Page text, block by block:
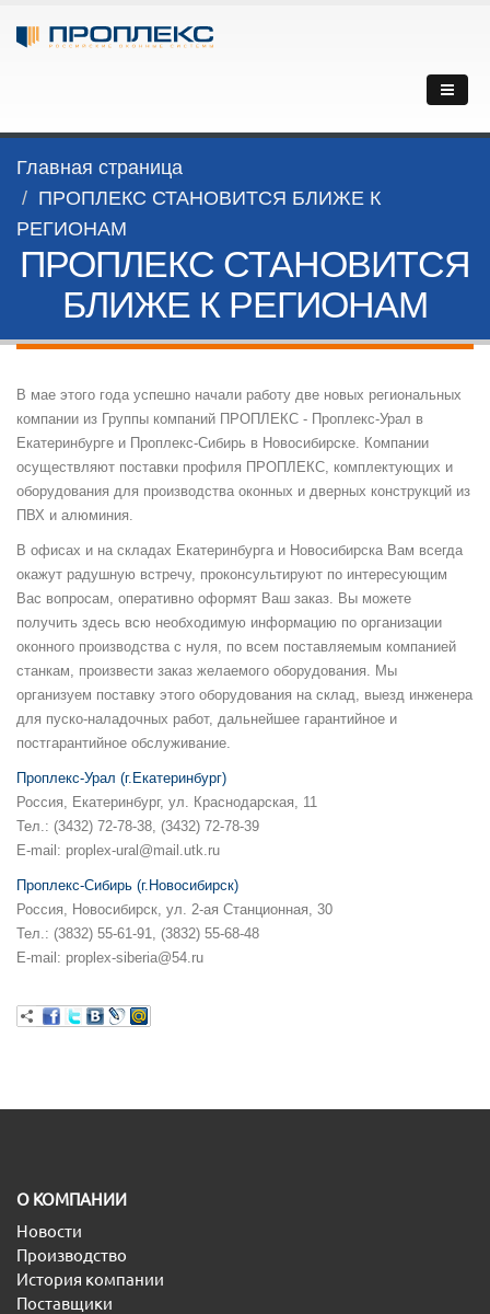
Главная страница
ПРОПЛЕКС СТАНОВИТСЯ БЛИЖЕ К
РЕГИОНАМ
ПРОПЛЕКС СТАНОВИТСЯ
БЛИЖЕ К РЕГИОНАМ
В мае этого года успешно начали работу две новых региональных
компании из Группы компаний ПРОПЛЕКС - Проплекс-Урал в
Екатеринбурге и Проплекс-Сибирь в Новосибирске. Компании
осуществляют поставки профиля ПРОПЛЕКС, комплектующих и
оборудования для производства оконных и дверных конструкций из
ПВХ и алюминия.
В офисах и на складах Екатеринбурга и Новосибирска Вам всегда
окажут радушную встречу, проконсультируют по интересующим
Вас вопросам, оперативно оформят Ваш заказ. Вы можете
получить здесь всю необходимую информацию по организации
оконного производства с нуля, по всем поставляемым компанией
станкам, произвести заказ желаемого оборудования. Мы
организуем поставку этого оборудования на склад, выезд инженера
для пуско-наладочных работ, дальнейшее гарантийное и
постгарантийное обслуживание.
Проплекс-Урал (г.Екатеринбург)
Россия, Екатеринбург, ул. Краснодарская, 11
Тел.: (3432) 72-78-38, (3432) 72-78-39
E-mail: proplex-ural@mail.utk.ru
Проплекс-Сибирь (г.Новосибирск)
Россия, Новосибирск, ул. 2-ая Станционная, 30
Тел.: (3832) 55-61-91, (3832) 55-68-48
E-mail: proplex-siberia@54.ru
O КОМПАНИИ
Новости
Производство
История компании
Поставщики